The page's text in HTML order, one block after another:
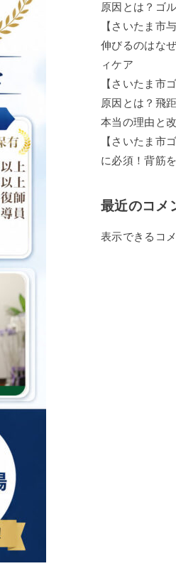
原因とは？ゴ
【さいたま市
伸びるのはな
ィケア
【さいたま市
原因とは？飛
本当の理由と
【さいたま市
に必須！背筋
最近のコメ
表示できるコ